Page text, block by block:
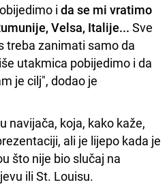
i da se mi vratimo
Velsa, Italije... Sve
treba zanimati samo da
utakmica pobijedimo i da
je cilj", dodao je
navijača, koja, kako kaže,
ali je lijepo kada je
što nije bio slučaj na
ili St. Louisu.